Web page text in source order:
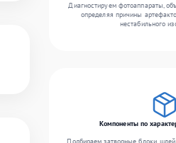
Диагностируем фотоаппараты,
определяя причины
нестабильного
Компоненты по